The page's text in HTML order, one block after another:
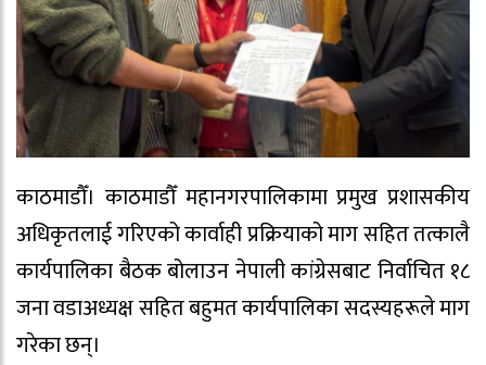
काठमाडौँ। काठमाडौँ महानगरपालिकामा प्रमुख प्रशासकीय
अधिकृतलाई गरिएको कार्वाही प्रक्रियाको माग सहित तत्कालै
कार्यपालिका बैठक बोलाउन नेपाली कांग्रेसबाट निर्वाचित १८
जना वडाअध्यक्ष सहित बहुमत कार्यपालिका सदस्यहरूले माग
गरेका छन्।